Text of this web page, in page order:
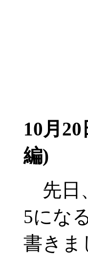
10月
編)
先日
5にな
書きま